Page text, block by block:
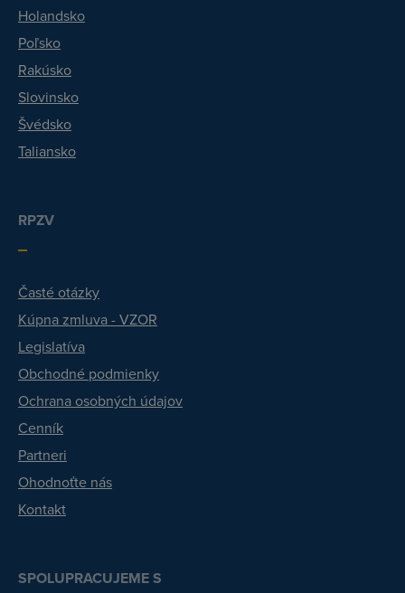
Holandsko
Poľsko
Rakúsko
Slovinsko
Švédsko
Taliansko
RPZV
Časté otázky
Kúpna zmluva - VZOR
Legislatíva
Obchodné podmienky
Ochrana osobných údajov
Cenník
Partneri
Ohodnoťte nás
Kontakt
SPOLUPRACUJEME S